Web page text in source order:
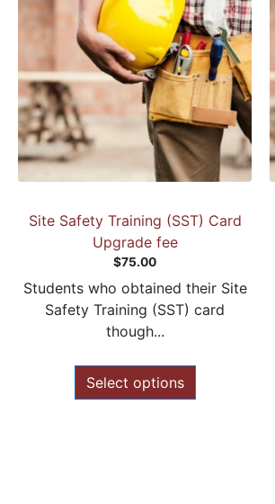
Site Safety Training (SST) Card
Upgrade fee
$75.00
Students who obtained their Site
Safety Training (SST) card
though...
Select options